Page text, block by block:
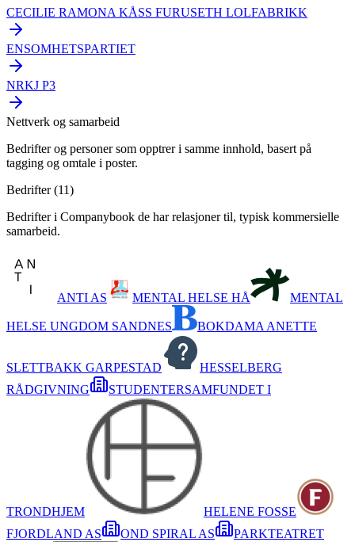
CECILIE RAMONA KÅSS FURUSETH LOLFABRIKK
ENSOMHETSPARTIET
NRKJ P3
Nettverk og samarbeid
Bedrifter og personer som opptrer i samme innhold, basert på
tagging og omtale i poster.
Bedrifter (11)
Bedrifter i Companybook de har relasjoner til, typisk kommersielle
samarbeid.
ANTI AS MENTAL HELSE HÅ MENTAL
HELSE UNGDOM SANDNES BOKDAMA ANETTE
SLETTBAKK GARPESTAD
HESSELBERG
RÅDGIVNING
STUDENTERSAMFUNDET I
TRONDHJEM
HELENE FOSSE
FJORDLAND AS
OND SPIRAL AS PARKTEATRET